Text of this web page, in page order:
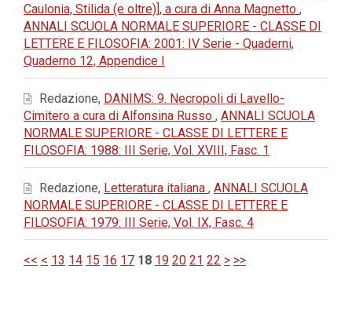
Caulonia, Stilida (e oltre)], a cura di Anna Magnetto ,
ANNALI SCUOLA NORMALE SUPERIORE - CLASSE DI
LETTERE E FILOSOFIA: 2001: IV Serie - Quaderni,
Quaderno 12, Appendice I
Redazione, DANIMS: 9. Necropoli di Lavello-
Cimitero a cura di Alfonsina Russo , ANNALI SCUOLA
NORMALE SUPERIORE - CLASSE DI LETTERE E
FILOSOFIA: 1988: III Serie, Vol. XVIII, Fasc. 1
Redazione, Letteratura italiana , ANNALI SCUOLA
NORMALE SUPERIORE - CLASSE DI LETTERE E
FILOSOFIA: 1979: III Serie, Vol. IX, Fasc. 4
<< < 13 14 15 16 17 18 19 20 21 22 > >>